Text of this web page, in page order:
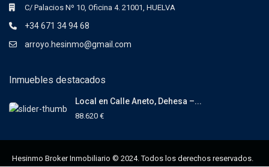
C/ Palacios Nº 10, Oficina 4. 21001, HUELVA
+34 671 34 94 68
arroyo.hesinmo@gmail.com
Inmuebles destacados
Local en Calle Aneto, Dehesa –...
88.620 €
Hesinmo Broker Inmobiliario © 2024. Todos los derechos reservados.